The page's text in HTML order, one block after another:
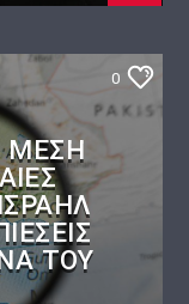
0
ΜΈΣΗ
ΤΟΥ